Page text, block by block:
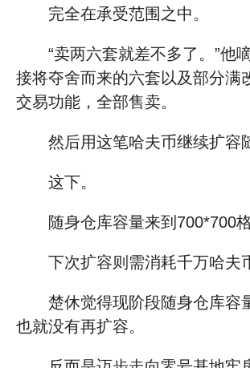
完全在承受范围之中。
“卖两六套就差不多了。”他
接将夺舍而来的六套以及部分满
交易功能，全部售卖。
然后用这笔哈夫币继续扩容
这下。
随身仓库容量来到700*700格
下次扩容则需消耗千万哈夫
楚休觉得现阶段随身仓库容
也就没有再扩容。